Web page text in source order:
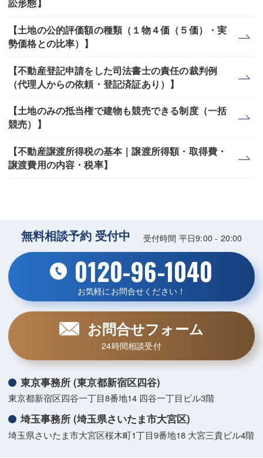
訟形態】
【土地の公的評価額の種類（１物４価（５価）・実
勢価格との比率）】
【不動産登記申請をした司法書士の責任の裁判例
（代理人からの依頼・登記済証あり）】
【土地のみの抵当権で建物も競売できる制度（一括
競売）】
【不動産譲渡所得税の基本｜譲渡所得額・取得費・
譲渡費用の内容・税率】
無料相談予約 受付中 受付時間 平日9:00 - 20:00
0120-96-1040
お気軽にお問合せください！
お問合せフォーム
24時間相談受付
東京事務所 (東京都新宿区四谷)
東京都新宿区四谷一丁目8番地14 四谷一丁目ビル3階
埼玉事務所 (埼玉県さいたま市大宮区)
埼玉県さいたま市大宮区桜木町1丁目9番地18 大宮三貴ビル4階